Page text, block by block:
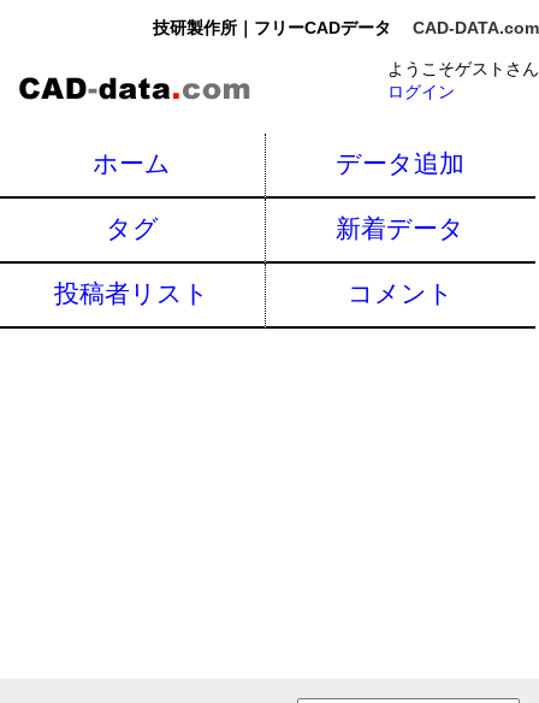
技研製作所｜フリーCADデータ CAD-DATA.com
ようこそゲストさん
ログイン
ホーム データ追加
タグ 新着データ
投稿者リスト コメント